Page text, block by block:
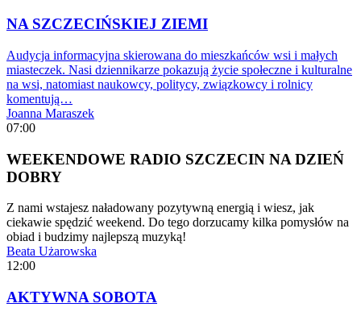
NA SZCZECIŃSKIEJ ZIEMI
Audycja informacyjna skierowana do mieszkańców wsi i małych
miasteczek. Nasi dziennikarze pokazują życie społeczne i kulturalne
na wsi, natomiast naukowcy, politycy, związkowcy i rolnicy
komentują…
Joanna Maraszek
07:00
WEEKENDOWE RADIO SZCZECIN NA DZIEŃ
DOBRY
Z nami wstajesz naładowany pozytywną energią i wiesz, jak
ciekawie spędzić weekend. Do tego dorzucamy kilka pomysłów na
obiad i budzimy najlepszą muzyką!
Beata Użarowska
12:00
AKTYWNA SOBOTA